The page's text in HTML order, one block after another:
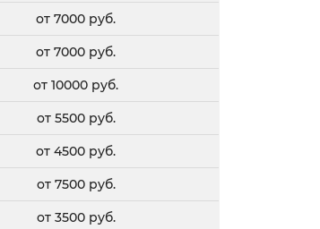
от 7000 руб.
от 7000 руб.
от 10000 руб.
от 5500 руб.
от 4500 руб.
от 7500 руб.
от 3500 руб.